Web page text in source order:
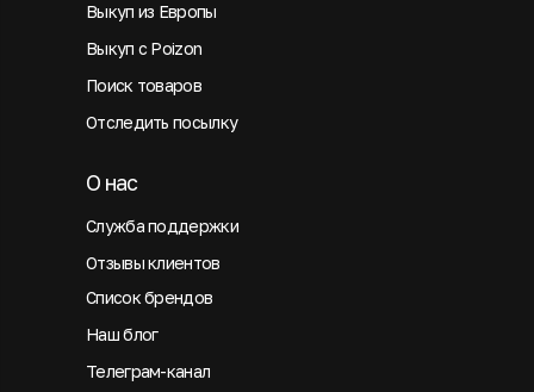
Выкуп из Европы
Выкуп с Poizon
Поиск товаров
Отследить посылку
Служба поддержки
О нас
Отзывы клиентов
Список брендов
Наш блог
Телеграм-канал